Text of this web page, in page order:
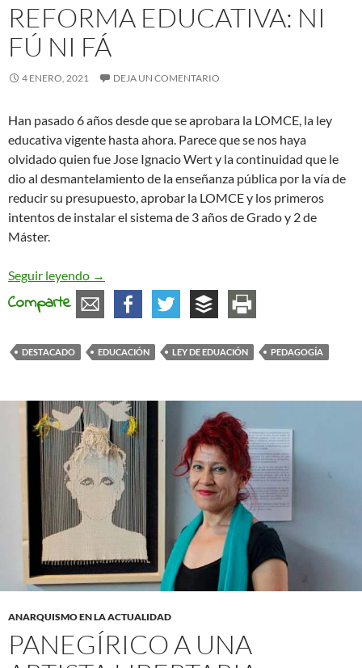
REFORMA EDUCATIVA: NI
FÚ NI FÁ
4 ENERO, 2021 DEJA UN COMENTARIO
Han pasado 6 años desde que se aprobara la LOMCE, la ley
educativa vigente hasta ahora. Parece que se nos haya
olvidado quien fue Jose Ignacio Wert y la continuidad que le
dio al desmantelamiento de la enseñanza pública por la vía de
reducir su presupuesto, aprobar la LOMCE y los primeros
intentos de instalar el sistema de 3 años de Grado y 2 de
Máster.
Seguir leyendo Reforma Educativa: ni fú ni fá
→
Comparte
DESTACADO EDUCACIÓN LEY DE EDUACIÓN PEDAGOGÍA
ANARQUISMO EN LA ACTUALIDAD
PANEGÍRICO A UNA